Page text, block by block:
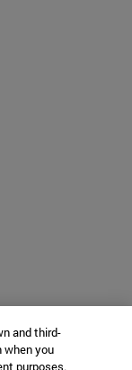
and third-
when you
purposes.